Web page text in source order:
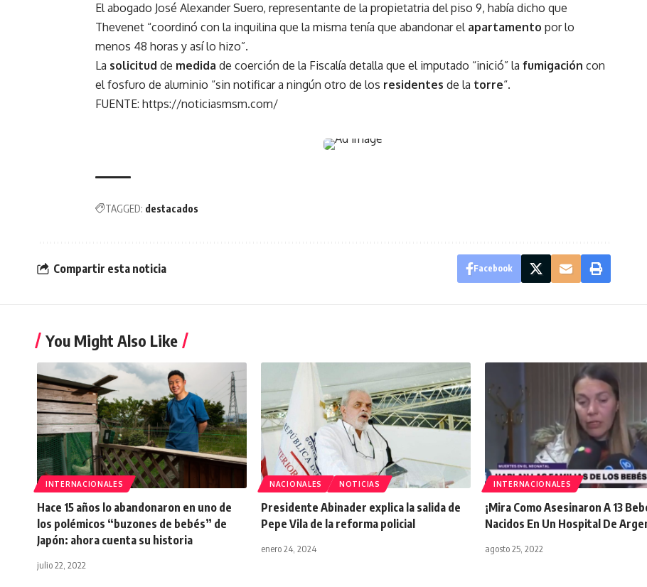
El abogado José Alexander Suero, representante de la propietatria del piso 9, había dicho que
Thevenet “coordinó con la inquilina que la misma tenía que abandonar el apartamento por lo
menos 48 horas y así lo hizo”.
La solicitud de medida de coerción de la Fiscalía detalla que el imputado “inició” la fumigación con
el fosfuro de aluminio “sin notificar a ningún otro de los residentes de la torre“.
FUENTE: https://noticiasmsm.com/
TAGGED: destacados
Compartir esta noticia Facebook
You Might Also Like
INTERNACIONALES
Hace 15 años lo abandonaron en uno de
los polémicos “buzones de bebés” de
Japón: ahora cuenta su historia
julio 22, 2022
NACIONALES NOTICIAS
Presidente Abinader explica la salida de
Pepe Vila de la reforma policial
enero 24, 2024
INTERNACIONALES
¡Mira Como Asesinaron A 13
Nacidos En Un Hospital De
agosto 25, 2022